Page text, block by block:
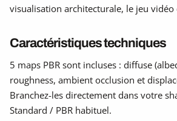
visualisation architecturale, le jeu vidéo
Caractéristiques techniques
5 maps PBR sont incluses : diffuse
roughness, ambient occlusion et
Branchez-les directement dans votre
Standard / PBR habituel.